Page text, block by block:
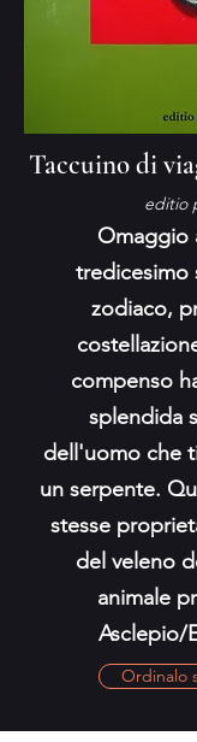
Taccuino di
editio
Omaggio
tredicesimo
zodiaco,
compenso
splendida
dell'uomo che
un serpente.
stesse
del veleno
animale
Asclepio/
Ordinalo